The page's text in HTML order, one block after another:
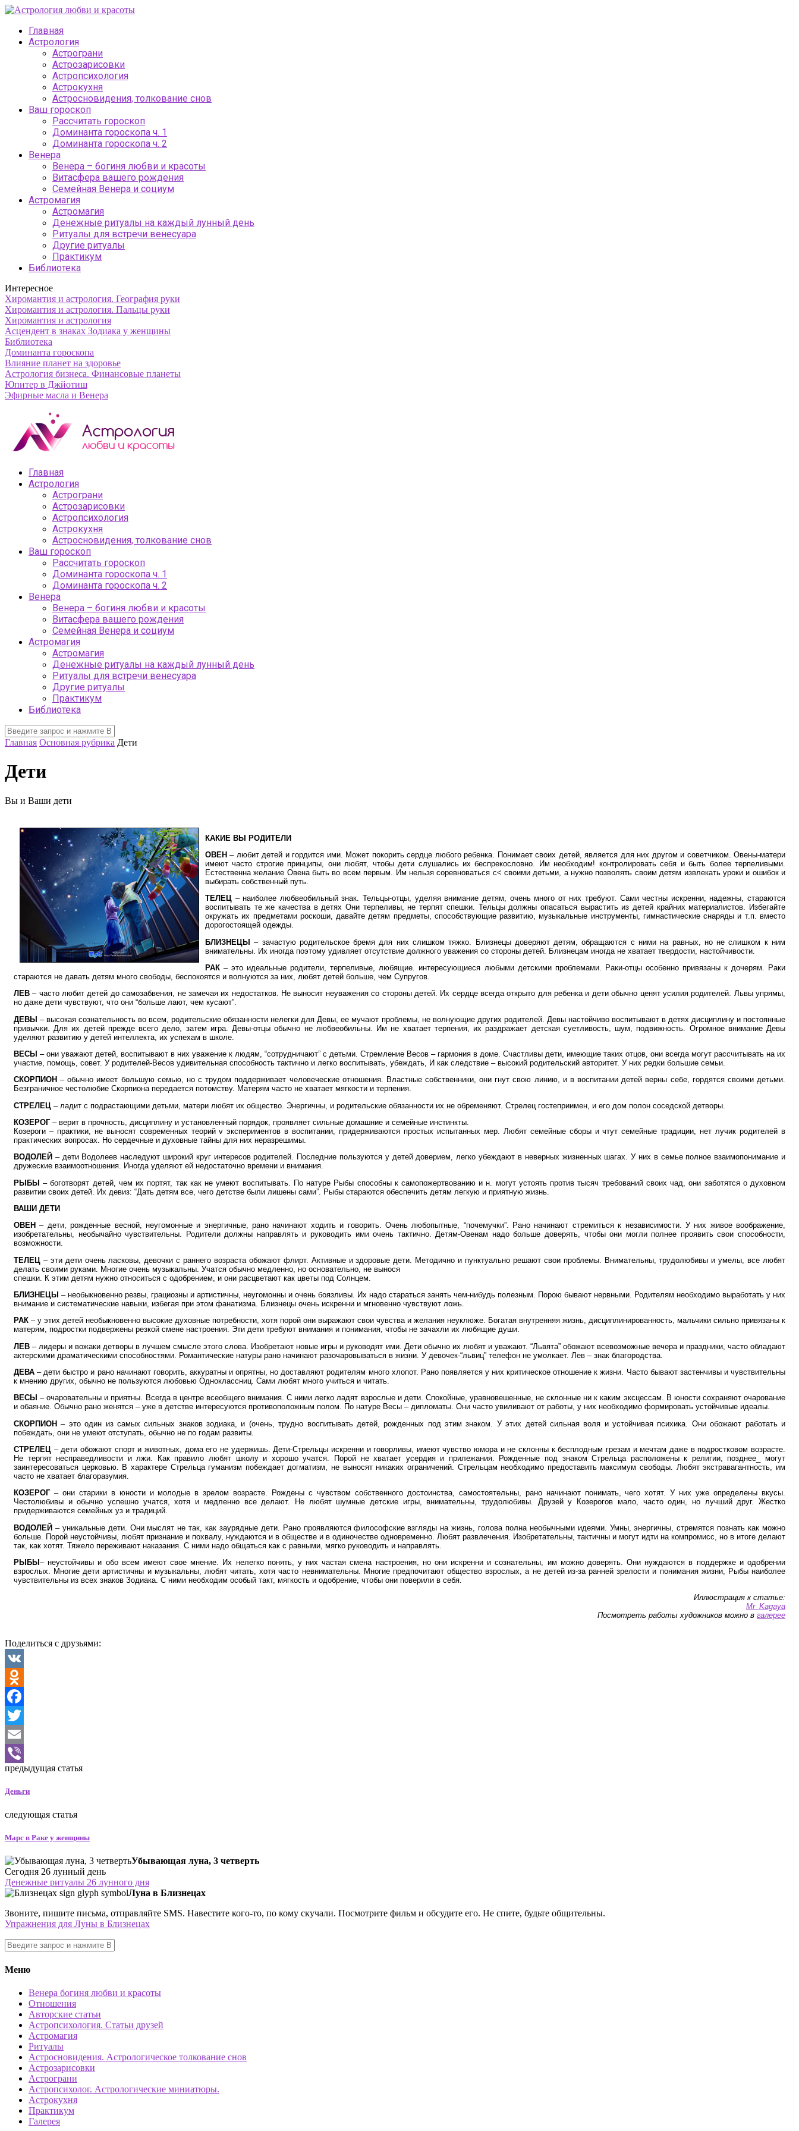
Главная
Астрология
Астрограни
Астрозарисовки
Астропсихология
Астрокухня
Астросновидения, толкование снов
Ваш гороскоп
Рассчитать гороскоп
Доминанта гороскопа ч. 1
Доминанта гороскопа ч. 2
Венера
Венера – богиня любви и красоты
Витасфера вашего рождения
Семейная Венера и социум
Астромагия
Астромагия
Денежные ритуалы на каждый лунный день
Ритуалы для встречи венесуара
Другие ритуалы
Практикум
Библиотека
Интересное
Хиромантия и астрология. География руки
Хиромантия и астрология. Пальцы руки
Хиромантия и астрология
Асцендент в знаках Зодиака у женщины
Библиотека
Доминанта гороскопа
Влияние планет на здоровье
Астрология бизнеса. Финансовые планеты
Юпитер в Джйотиш
Эфирные масла и Венера
Главная
Астрология
Астрограни
Астрозарисовки
Астропсихология
Астрокухня
Астросновидения, толкование снов
Ваш гороскоп
Рассчитать гороскоп
Доминанта гороскопа ч. 1
Доминанта гороскопа ч. 2
Венера
Венера – богиня любви и красоты
Витасфера вашего рождения
Семейная Венера и социум
Астромагия
Астромагия
Денежные ритуалы на каждый лунный день
Ритуалы для встречи венесуара
Другие ритуалы
Практикум
Библиотека
Главная Основная рубрика Дети
Дети
Вы и Ваши дети
КАКИЕ ВЫ РОДИТЕЛИ
ОВЕН – любит детей и гордится ими. Может покорить сердце любого ребенка. Понимает своих детей, является для них другом и советчиком. Овены-матери
имеют часто строгие принципы, они любят, чтобы дети слушались их беспрекословно. Им необходим! контролировать себя и быть более терпеливыми.
Естественна желание Овена быть во всем первым. Им нельзя соревноваться с< своими детьми, а нужно позволять своим детям извлекать уроки и ошибок и
выбирать собственный путь.
ТЕЛЕЦ – наиболее любвеобильный знак. Тельцы-отцы, уделяя внимание детям, очень много от них требуют. Сами честны искренни, надежны, стараются
воспитывать те же качества в детях Они терпеливы, не терпят спешки. Тельцы должны опасаться вырастить из детей крайних материалистов. Избегайте
окружать их предметами роскоши, давайте детям предметы, способствующие развитию, музыкальные инструменты, гимнастические снаряды и т.п. вместо
дорогостоящей одежды.
БЛИЗНЕЦЫ – зачастую родительское бремя для них слишком тяжко. Близнецы доверяют детям, обращаются с ними на равных, но не слишком к ним
внимательны. Их иногда поэтому удивляет отсутствие должного уважения со стороны детей. Близнецам иногда не хватает твердости, настойчивости.
РАК – это идеальные родители, терпеливые, любящие. интересующиеся любыми детскими проблемами. Раки-отцы особенно привязаны к дочерям. Раки
стараются не давать детям много свободы, беспокоятся и волнуются за них, любят детей больше, чем Супругов.
ЛЕВ – часто любит детей до самозабвения, не замечая их недостатков. Не выносит неуважения со стороны детей. Их сердце всегда открыто для ребенка и дети обычно ценят усилия родителей. Львы упрямы,
но даже дети чувствуют, что они “больше лают, чем кусают”.
ДЕВЫ – высокая сознательность во всем, родительские обязанности нелегки для Девы, ее мучают проблемы, не волнующие других родителей. Девы настойчиво воспитывают в детях дисциплину и постоянные
привычки. Для их детей прежде всего дело, затем игра. Девы-отцы обычно не любвеобильны. Им не хватает терпения, их раздражает детская суетливость, шум, подвижность. Огромное внимание Девы
уделяют развитию у детей интеллекта, их успехам в школе.
ВЕСЫ – они уважают детей, воспитывают в них уважение к людям, “сотрудничают” с детьми. Стремление Весов – гармония в доме. Счастливы дети, имеющие таких отцов, они всегда могут рассчитывать на их
участие, помощь, совет. У родителей-Весов удивительная способность тактично и легко воспитывать, убеждать, И как следствие – высокий родительский авторитет. У них редки большие семьи.
СКОРПИОН – обычно имеет большую семью, но с трудом поддерживает человеческие отношения. Властные собственники, они гнут свою линию, и в воспитании детей верны себе, гордятся своими детьми.
Безграничное честолюбие Скорпиона передается потомству. Матерям часто не хватает мягкости и терпения.
СТРЕЛЕЦ – ладит с подрастающими детьми, матери любят их общество. Энергичны, и родительские обязанности их не обременяют. Стрелец гостеприимен, и его дом полон соседской детворы.
КОЗЕРОГ– верит в прочность, дисциплину и установленный порядок, проявляет сильные домашние и семейные инстинкты.
Козероги – практики, не выносят современных теорий v экспериментов в воспитании, придерживаются простых испытанных мер. Любят семейные сборы и чтут семейные традиции, нет лучик родителей в
практических вопросах. Но сердечные и духовные тайны для них неразрешимы.
ВОДОЛЕЙ – дети Водолеев наследуют широкий круг интересов родителей. Последние пользуются у детей доверием, легко убеждают в неверных жизненных шагах. У них в семье полное взаимопонимание и
дружеские взаимоотношения. Иногда уделяют ей недостаточно времени и внимания.
РЫБЫ – боготворят детей, чем их портят, так как не умеют воспитывать. По натуре Рыбы способны к самопожертвованию и н. могут устоять против тысяч требований своих чад, они заботятся о духовном
развитии своих детей. Их девиз: “Дать детям все, чего детстве были лишены сами”. Рыбы стараются обеспечить детям легкую и приятную жизнь.
ВАШИ ДЕТИ
ОВЕН – дети, рожденные весной, неугомонные и энергичные, рано начинают ходить и говорить. Очень любопытные, “почемучки”. Рано начинают стремиться к независимости. У них живое воображение,
изобретательны, необычайно чувствительны. Родители должны направлять и руководить ими очень тактично. Детям-Овенам надо больше доверять, чтобы они могли полнее проявить свои способности,
возможности.
ТЕЛЕЦ – эти дети очень ласковы, девочки с раннего возраста обожают флирт. Активные и здоровые дети. Методично и пунктуально решают свои проблемы. Внимательны, трудолюбивы и умелы, все любят
делать своими руками. Многие очень музыкальны. Учатся обычно медленно, но основательно, не вынося
спешки. К этим детям нужно относиться с одобрением, и они расцветают как цветы под Солнцем.
БЛИЗНЕЦЫ – необыкновенно резвы, грациозны и артистичны, неугомонны и очень боязливы. Их надо стараться занять чем-нибудь полезным. Порою бывают нервными. Родителям необходимо выработать у них
внимание и систематические навыки, избегая при этом фанатизма. Близнецы очень искренни и мгновенно чувствуют ложь.
РАК – у этих детей необыкновенно высокие духовные потребности, хотя порой они выражают свои чувства и желания неуклюже. Богатая внутренняя жизнь, дисциплинированность, мальчики сильно привязаны к
матерям, подростки подвержены резкой смене настроения. Эти дети требуют внимания и понимания, чтобы не зачахли их любящие души.
ЛЕВ – лидеры и вожаки детворы в лучшем смысле этого слова. Изобретают новые игры и руководят ими. Дети обычно их любят и уважают. “Львята” обожают всевозможные вечера и праздники, часто обладают
актерскими драматическими способностями. Романтические натуры рано начинают разочаровываться в жизни. У девочек-“львиц” телефон не умолкает. Лев – знак благородства.
ДЕВА – дети быстро и рано начинают говорить, аккуратны и опрятны, но доставляют родителям много хлопот. Рано появляется у них критическое отношение к жизни. Часто бывают застенчивы и чувствительны
к мнению других, обычно не пользуются любовью Одноклассниц. Сами любят много учиться и читать.
ВЕСЫ – очаровательны и приятны. Всегда в центре всеобщего внимания. С ними легко ладят взрослые и дети. Спокойные, уравновешенные, не склонные ни к каким эксцессам. В юности сохраняют очарование
и обаяние. Обычно рано женятся – уже в детстве интересуются противоположным полом. По натуре Весы – дипломаты. Они часто увиливают от работы, у них необходимо формировать устойчивые идеалы.
СКОРПИОН – это один из самых сильных знаков зодиака, и (очень, трудно воспитывать детей, рожденных под этим знаком. У этих детей сильная воля и устойчивая психика. Они обожают работать и
побеждать, они не умеют отступать, обычно не по годам развиты.
СТРЕЛЕЦ – дети обожают спорт и животных, дома его не удержишь. Дети-Стрельцы искренни и говорливы, имеют чувство юмора и не склонны к бесплодным грезам и мечтам даже в подростковом возрасте.
Не терпят несправедливости и лжи. Как правило любят школу и хорошо учатся. Порой не хватает усердия и прилежания. Рожденные под знаком Стрельца расположены к религии, позднее_ могут
заинтересоваться церковью. В характере Стрельца гуманизм побеждает догматизм, не выносят никаких ограничений. Стрельцам необходимо предоставить максимум свободы. Любят экстравагантность, им
часто не хватает благоразумия.
КОЗЕРОГ– они старики в юности и молодые в зрелом возрасте. Рождены с чувством собственного достоинства, самостоятельны, рано начинают понимать, чего хотят. У них уже определены вкусы.
Честолюбивы и обычно успешно учатся, хотя и медленно все делают. Не любят шумные детские игры, внимательны, трудолюбивы. Друзей у Козерогов мало, часто один, но лучший друг. Жестко
придерживаются семейных уз и традиций.
ВОДОЛЕЙ – уникальные дети. Они мыслят не так, как заурядные дети. Рано проявляются философские взгляды на жизнь, голова полна необычными идеями. Умны, энергичны, стремятся познать как можно
больше. Порой неустойчивы, любят признание и похвалу, нуждаются и в обществе и в одиночестве одновременно. Любят развлечения. Изобретательны, тактичны и могут идти на компромисс, но в итоге делают
так, как хотят. Тяжело переживают наказания. С ними надо общаться как с равными, мягко руководить и направлять.
РЫБЫ – неустойчивы и обо всем имеют свое мнение. Их нелегко понять, у них частая смена настроения, но они искренни и сознательны, им можно доверять. Они нуждаются в поддержке и одобрении
взрослых. Многие дети артистичны и музыкальны, любят читать, хотя часто невнимательны. Многие предпочитают общество взрослых, а не детей из-за ранней зрелости и понимания жизни, Рыбы наиболее
чувствительны из всех знаков Зодиака. С ними необходим особый такт, мягкость и одобрение, чтобы они поверили в себя.
Иллюстрация к статье:
Mr_Kagaya
Посмотреть работы художников можно в галерее
Поделиться с друзьями:
VK
Odnoklassniki
Facebook
Twitter
Email
Viber
предыдущая статья
Деньги
следующая статья
Марс в Раке у женщины
Убывающая луна, 3 четверть
Сегодня 26 лунный день
Денежные ритуалы 26 лунного дня
Луна в Близнецах
Звоните, пишите письма, отправляйте SMS. Навестите кого-то, по кому скучали. Посмотрите фильм и обсудите его. Не спите, будьте общительны.
Упражнения для Луны в Близнецах
Меню
Венера богиня любви и красоты
Отношения
Авторские статьи
Астропсихология. Статьи друзей
Астромагия
Ритуалы
Астросновидения. Астрологическое толкование снов
Астрозарисовки
Астрограни
Астропсихолог. Астрологические миниатюры.
Астрокухня
Практикум
Галерея